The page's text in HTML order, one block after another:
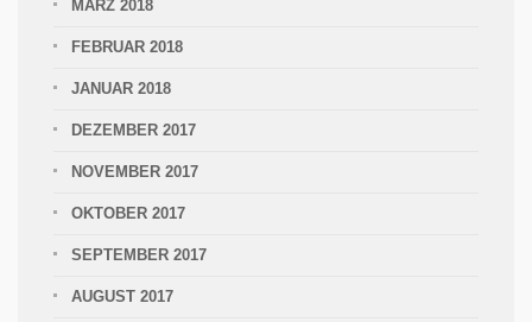
MÄRZ 2018
FEBRUAR 2018
JANUAR 2018
DEZEMBER 2017
NOVEMBER 2017
OKTOBER 2017
SEPTEMBER 2017
AUGUST 2017